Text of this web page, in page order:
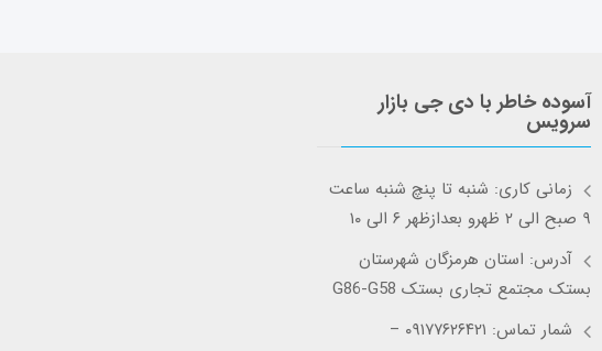
آسوده خاطر با دی جی بازار
سرویس
زمانی کاری: شنبه تا پنچ شنبه ساعت
۹ صبح الی ۲ ظهرو بعدازظهر ۶ الی ۱۰
آدرس: استان هرمزگان شهرستان
بستک مجتمع تجاری بستک G86-G58
شمار تماس: ۰۹۱۷۷۶۲۶۴۲۱ –